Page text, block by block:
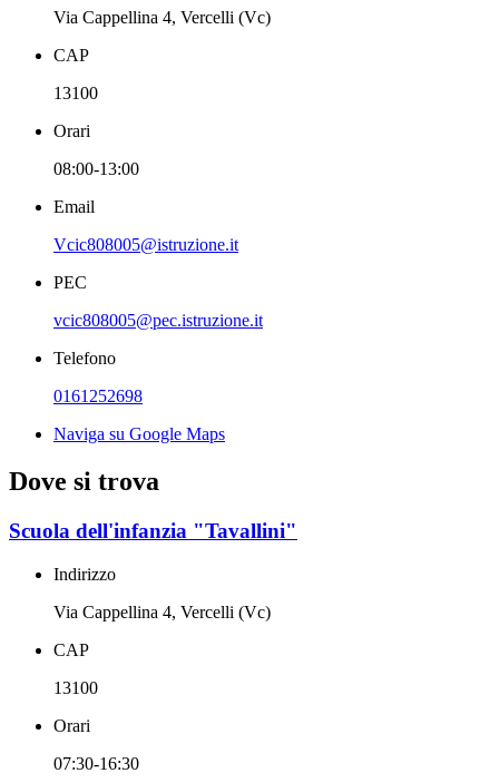
Via Cappellina 4, Vercelli (Vc)
CAP
13100
Orari
08:00-13:00
Email
Vcic808005@istruzione.it
PEC
vcic808005@pec.istruzione.it
Telefono
0161252698
Naviga su Google Maps
Dove si trova
Scuola dell'infanzia "Tavallini"
Indirizzo
Via Cappellina 4, Vercelli (Vc)
CAP
13100
Orari
07:30-16:30